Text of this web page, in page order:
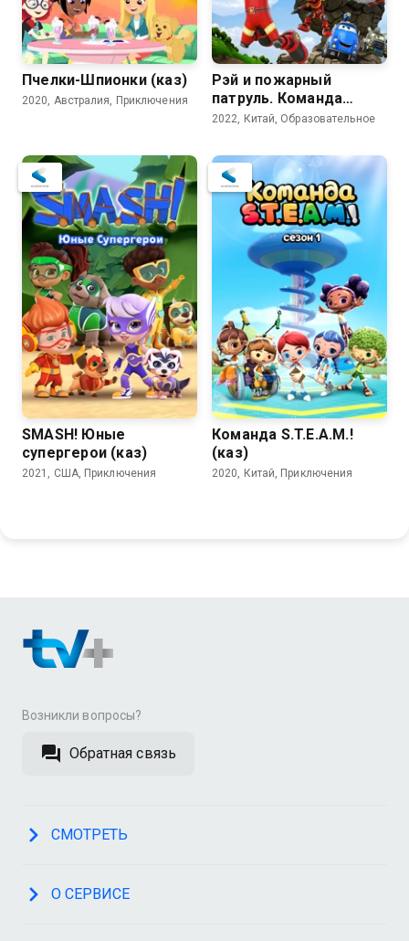
Пчелки-Шпионки (каз)
2020, Австралия, Приключения
Рэй и пожарный
патруль. Команда
ВиВилз (каз)
2022, Китай, Образовательное
SMASH! Юные
супергерои (каз)
2021, США, Приключения
Команда S.T.E.A.M.!
(каз)
2020, Китай, Приключения
Возникли вопросы?
Обратная связь
СМОТРЕТЬ
О СЕРВИСЕ